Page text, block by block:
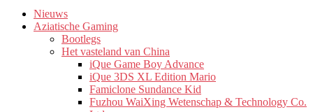
Nieuws
Aziatische Gaming
Bootlegs
Het vasteland van China
iQue Game Boy Advance
iQue 3DS XL Edition Mario
Famiclone Sundance Kid
Fuzhou WaiXing Wetenschap & Technology Co.